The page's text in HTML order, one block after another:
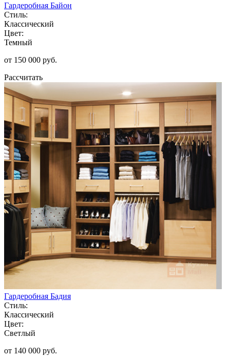
Гардеробная Байон
Стиль:
Классический
Цвет:
Темный
от 150 000 руб.
Рассчитать
Гардеробная Бадия
Стиль:
Классический
Цвет:
Светлый
от 140 000 руб.